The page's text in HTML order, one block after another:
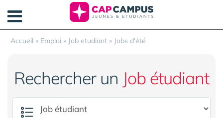
Accueil » Emploi » Job etudiant » Jobs d'été
Rechercher un Job étudiant
Panneau de gestion des cookies